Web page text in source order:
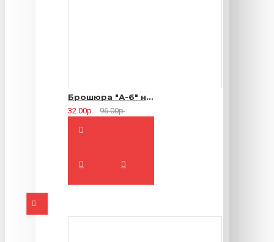
Брошюра "А-6" на 2 скрепки - 16 страниц
32.00р. 96.00р.